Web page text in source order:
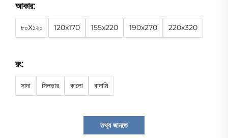
আকার:
৮০X১২০ 120x170 155x220 190x270 220x320
রং:
সাদা সিলভার কালো বাদামি
তথ্য জানতে